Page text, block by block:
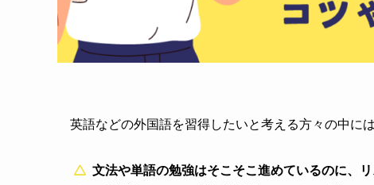
英語などの外国語を習得したいと考える方々の中には
文法や単語の勉強はそこそこ進めているのに、